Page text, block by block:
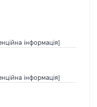
інформація]
інформація]